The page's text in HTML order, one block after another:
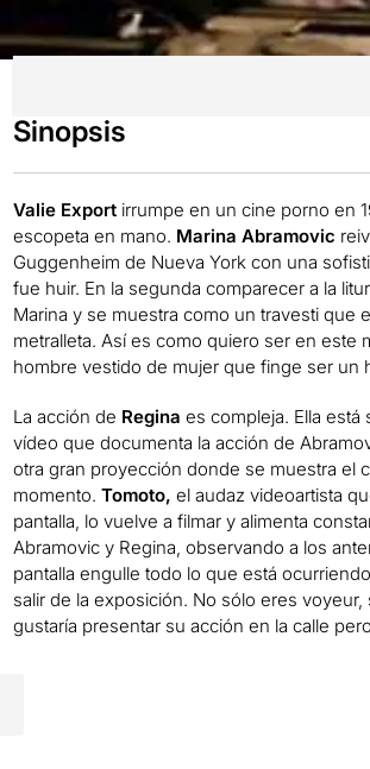
Sinopsis
Valie Export irrumpe en un cine porno en
escopeta en mano. Marina Abramovic
Guggenheim de Nueva York con una
fue huir. En la segunda comparecer a la
Marina y se muestra como un travesti que
metralleta. Así es como quiero ser en
hombre vestido de mujer que finge ser un
La acción de Regina es compleja. Ella está
vídeo que documenta la acción de
otra gran proyección donde se muestra el
momento. Tomoto, el audaz videoartista
pantalla, lo vuelve a filmar y alimenta
Abramovic y Regina, observando a los
pantalla engulle todo lo que está
salir de la exposición. No sólo eres
gustaría presentar su acción en la calle